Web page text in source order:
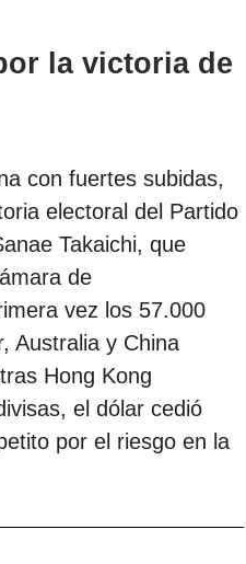
la victoria de
con fuertes subidas,
electoral del Partido
Takaichi, que
de
vez los 57.000
Australia y China
Hong Kong
el dólar cedió
por el riesgo en la